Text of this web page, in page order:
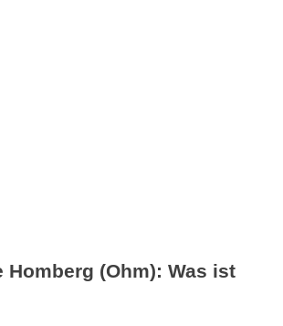
Homberg (Ohm): Was ist